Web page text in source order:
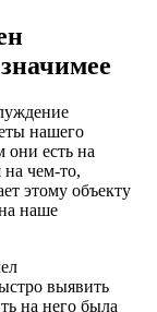
нашего
они есть на
на чем-то,
этому объекту
наше
выявить
на него была